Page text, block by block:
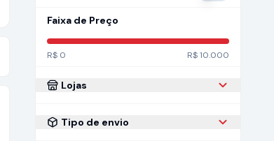
Faixa de Preço
R$ 0 R$10.000
Lojas
Tipo de envio